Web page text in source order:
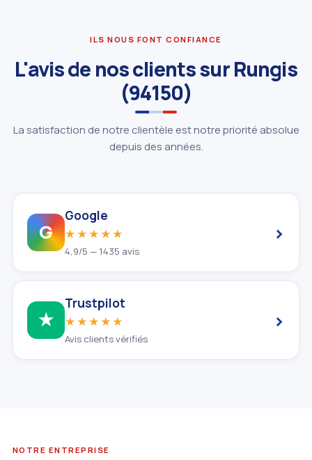
ILS NOUS FONT CONFIANCE
L'avis de nos clients sur Rungis
(94150)
La satisfaction de notre clientèle est notre priorité absolue
depuis des années.
G
Google
★★★★★
4,9/5 — 1435 avis
›
★
Trustpilot
★★★★★
Avis clients vérifiés
›
NOTRE ENTREPRISE